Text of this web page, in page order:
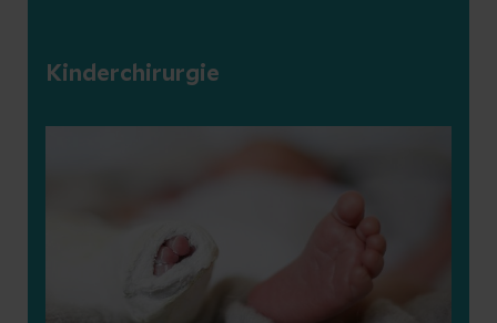
Kinderchirurgie